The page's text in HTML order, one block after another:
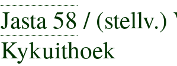
Jasta 58 / (stellv.)
Kykuithoek